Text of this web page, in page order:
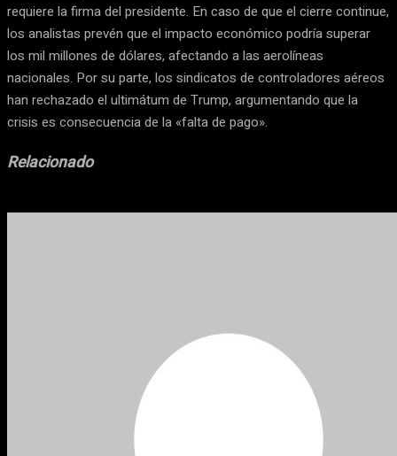
requiere la firma del presidente. En caso de que el cierre continue,
los analistas prevén que el impacto económico podría superar
los mil millones de dólares, afectando a las aerolíneas
nacionales. Por su parte, los sindicatos de controladores aéreos
han rechazado el ultimátum de Trump, argumentando que la
crisis es consecuencia de la «falta de pago».
Relacionado